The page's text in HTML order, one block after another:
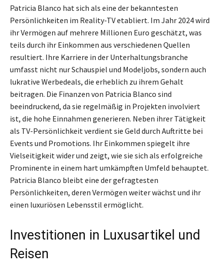
Patricia Blanco hat sich als eine der bekanntesten
Persönlichkeiten im Reality-TV etabliert. Im Jahr 2024 wird
ihr Vermögen auf mehrere Millionen Euro geschätzt, was
teils durch ihr Einkommen aus verschiedenen Quellen
resultiert. Ihre Karriere in der Unterhaltungsbranche
umfasst nicht nur Schauspiel und Modeljobs, sondern auch
lukrative Werbedeals, die erheblich zu ihrem Gehalt
beitragen. Die Finanzen von Patricia Blanco sind
beeindruckend, da sie regelmäßig in Projekten involviert
ist, die hohe Einnahmen generieren. Neben ihrer Tätigkeit
als TV-Persönlichkeit verdient sie Geld durch Auftritte bei
Events und Promotions. Ihr Einkommen spiegelt ihre
Vielseitigkeit wider und zeigt, wie sie sich als erfolgreiche
Prominente in einem hart umkämpften Umfeld behauptet.
Patricia Blanco bleibt eine der gefragtesten
Persönlichkeiten, deren Vermögen weiter wächst und ihr
einen luxuriösen Lebensstil ermöglicht.
Investitionen in Luxusartikel und
Reisen